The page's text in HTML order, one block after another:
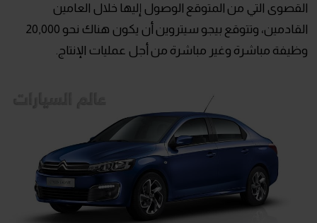
القصوى التي من المتوقع الوصول إليها خلال العامين
القادمين، وتتوقع بيجو سيتروين أن يكون هناك نحو 20,000
وظيفة مباشرة وغير مباشرة من أجل عمليات الإنتاج.